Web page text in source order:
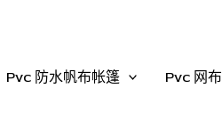
Pvc 防水帆布帐篷 Pvc 网布